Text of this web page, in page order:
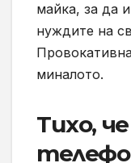
майка, за да
нуждите на
миналото.
Тихо,